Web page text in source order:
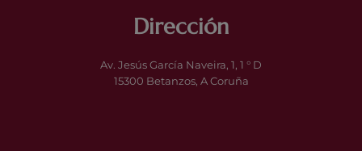
Dirección
Av. Jesús García Naveira, 1, 1 ° D
15300 Betanzos, A Coruña